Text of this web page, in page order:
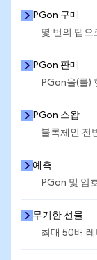
PGon 구매
몇 번의 탭으
PGon 판매
PGon을(를)
PGon 스왑
블록체인 전
예측
PGon 및 암
무기한 선물
최대 50배